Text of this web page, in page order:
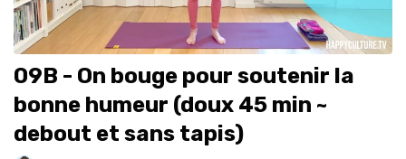
09B - On bouge pour soutenir la
bonne humeur (doux 45 min ~
debout et sans tapis)